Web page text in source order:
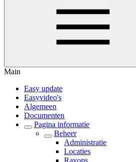
Main
Easy update
Easyvideo's
Algemeen
Documenten
Pagina informatie
Beheer
Administratie
Locaties
Rayons